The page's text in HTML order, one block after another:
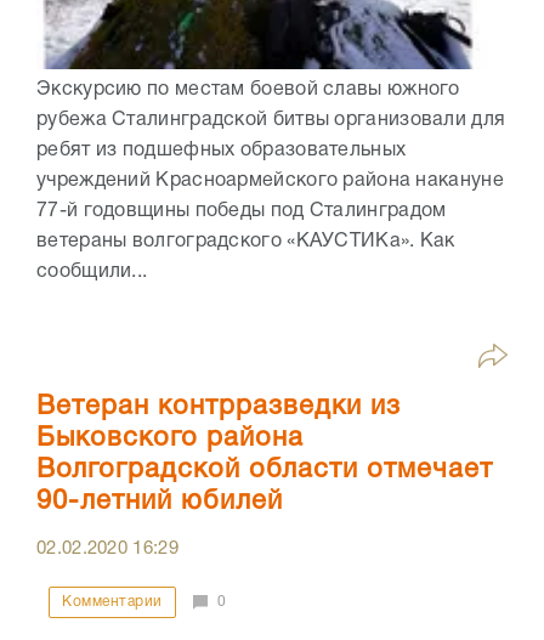
Экскурсию по местам боевой славы южного
рубежа Сталинградской битвы организовали для
ребят из подшефных образовательных
учреждений Красноармейского района накануне
77-й годовщины победы под Сталинградом
ветераны волгоградского «КАУСТИКа». Как
сообщили...
Ветеран контрразведки из
Быковского района
Волгоградской области отмечает
90-летний юбилей
02.02.2020 16:29
Комментарии 0